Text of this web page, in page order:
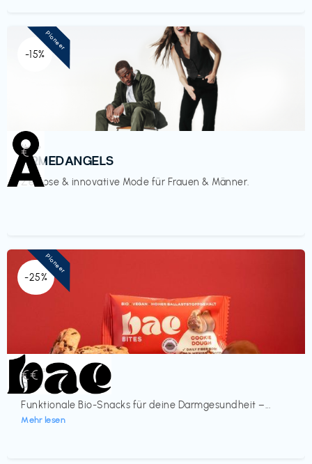
-15%
Mode
ARMEDANGELS
Zeitlose & innovative Mode für Frauen & Männer.
€‎
Pioneer
-25%
Lebensmittel
bae Treat
Funktionale Bio-Snacks für deine Darmgesundheit –...
Mehr lesen
€€‎
Pioneer